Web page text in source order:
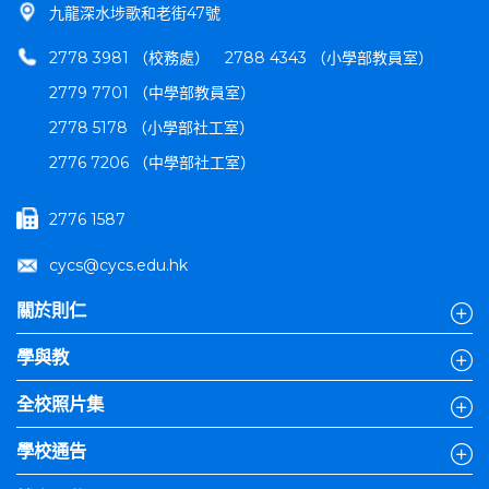
九龍深水埗歌和老街47號
2778 3981 （校務處）
2788 4343 （小學部教員室）
2779 7701 （中學部教員室）
2778 5178 （小學部社工室）
2776 7206 （中學部社工室）
2776 1587
cycs@cycs.edu.hk
關於則仁
學與教
全校照片集
學校通告